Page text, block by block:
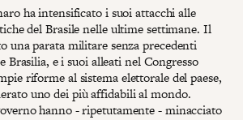
ha intensificato i suoi attacchi alle
del Brasile nelle ultime settimane. Il
una parata militare senza precedenti
Brasilia, e i suoi alleati nel Congresso
riforme al sistema elettorale del paese,
uno dei più affidabili al mondo.
hanno - ripetutamente - minacciato